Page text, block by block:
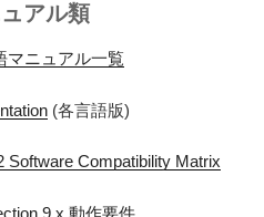
アル類
マニュアル一覧
(各言語版)
Software Compatibility Matrix
9.x 動作要件